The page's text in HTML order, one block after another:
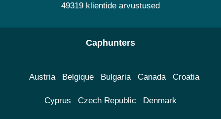
49319 klientide arvustused
Caphunters
Austria Belgique Bulgaria Canada Croatia
Cyprus Czech Republic Denmark